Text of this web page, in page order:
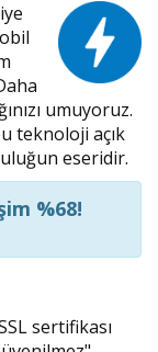
umuyoruz.
teknoloji açık
eseridir.
%68!
sertifikası